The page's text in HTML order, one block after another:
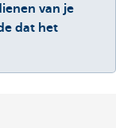
van je
dat het